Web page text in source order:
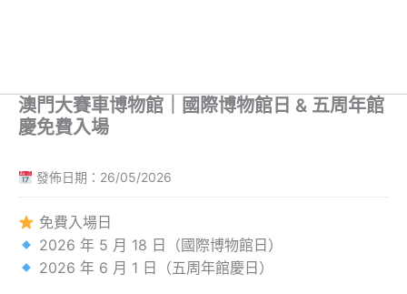
澳門大賽車博物館｜國際博物館日 & 五周年館
慶免費入場
發佈日期：26/05/2026
免費入場日
2026 年 5 月 18 日（國際博物館日）
2026 年 6 月 1 日（五周年館慶日）